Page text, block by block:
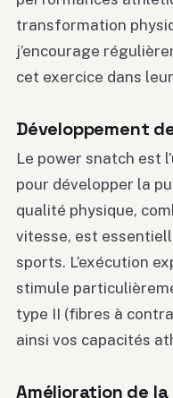
transformation
j’encourage
cet exercice dans
Développement
Le power snatch est
pour développer la
qualité physique,
vitesse, est
sports. L’exécution
stimule
type II (fibres à
ainsi vos capacités
Amélioration de